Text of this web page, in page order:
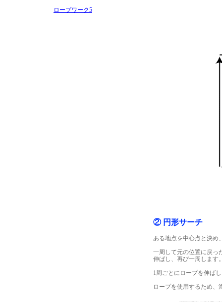
ロープワーク5
② 円形サーチ
ある地点を中心点と決め
一周して元の位置に戻っ
伸ばし、再び一周します
1周ごとにロープを伸ば
ロープを使用するため、